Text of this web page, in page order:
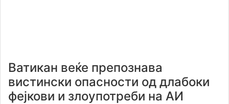
Ватикан веќе препознава
вистински опасности од длабоки
фејкови и злоупотреби на АИ